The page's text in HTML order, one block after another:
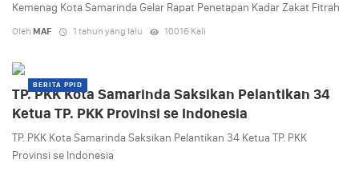
Kemenag Kota Samarinda Gelar Rapat Penetapan Kadar Zakat Fitrah
Oleh MAF 1 tahun yang lalu 10016 Kali
BERITA PPID
TP. PKK Kota Samarinda Saksikan Pelantikan 34
Ketua TP. PKK Provinsi se Indonesia
TP. PKK Kota Samarinda Saksikan Pelantikan 34 Ketua TP. PKK
Provinsi se Indonesia